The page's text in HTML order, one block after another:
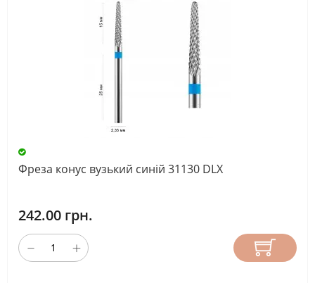
Фреза конус вузький синій 31130 DLX
242.00 грн.